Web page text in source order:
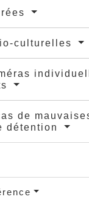
culturelles
de
détention